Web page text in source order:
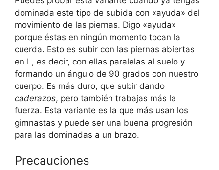
dominada este tipo de subida con «ayuda» del
movimiento de las piernas. Digo «ayuda»
porque éstas en ningún momento tocan la
cuerda. Esto es subir con las piernas abiertas
en L, es decir, con ellas paralelas al suelo y
formando un ángulo de 90 grados con nuestro
cuerpo. Es más duro, que subir dando
caderazos, pero también trabajas más la
fuerza. Esta variante es la que más usan los
gimnastas y puede ser una buena progresión
para las dominadas a un brazo.
Precauciones